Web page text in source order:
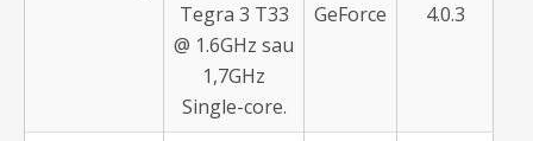
Tegra 3 T33
@ 1.6GHz sau
1,7GHz
Single-core.
GeForce
4.0.3